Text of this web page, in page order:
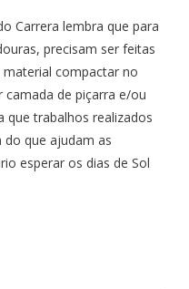
Carrera lembra que para
precisam ser feitas
compactar no
de piçarra e/ou
que trabalhos realizados
do que ajudam as
esperar os dias de Sol